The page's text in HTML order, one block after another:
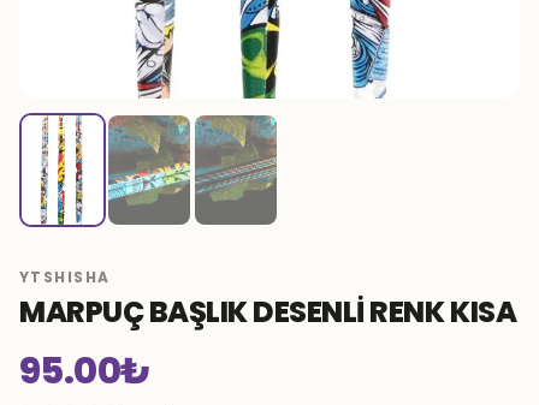
YTSHISHA
MARPUÇ BAŞLIK DESENLİ RENK KISA
95.00₺